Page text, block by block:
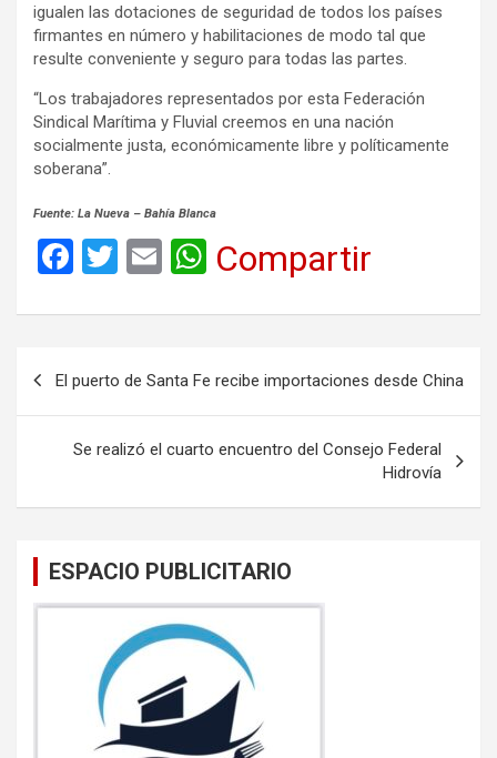
igualen las dotaciones de seguridad de todos los países
firmantes en número y habilitaciones de modo tal que
resulte conveniente y seguro para todas las partes.
“Los trabajadores representados por esta Federación
Sindical Marítima y Fluvial creemos en una nación
socialmente justa, económicamente libre y políticamente
soberana”.
Fuente: La Nueva – Bahía Blanca
F
ce
o
o
k
T
tt
er
E
ail
W
at
A
p
Compartir
El puerto de Santa Fe recibe importaciones desde China
Se realizó el cuarto encuentro del Consejo Federal
Hidrovía
ESPACIO PUBLICITARIO